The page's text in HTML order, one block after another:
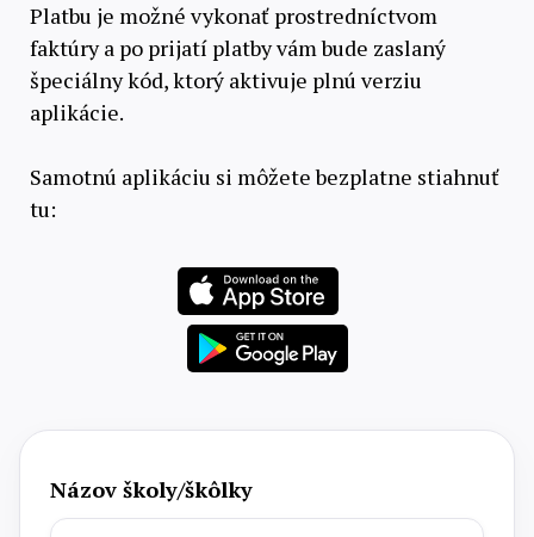
Platbu je možné vykonať prostredníctvom
faktúry a po prijatí platby vám bude zaslaný
špeciálny kód, ktorý aktivuje plnú verziu
aplikácie.
Samotnú aplikáciu si môžete bezplatne stiahnuť
tu:
Názov školy/škôlky